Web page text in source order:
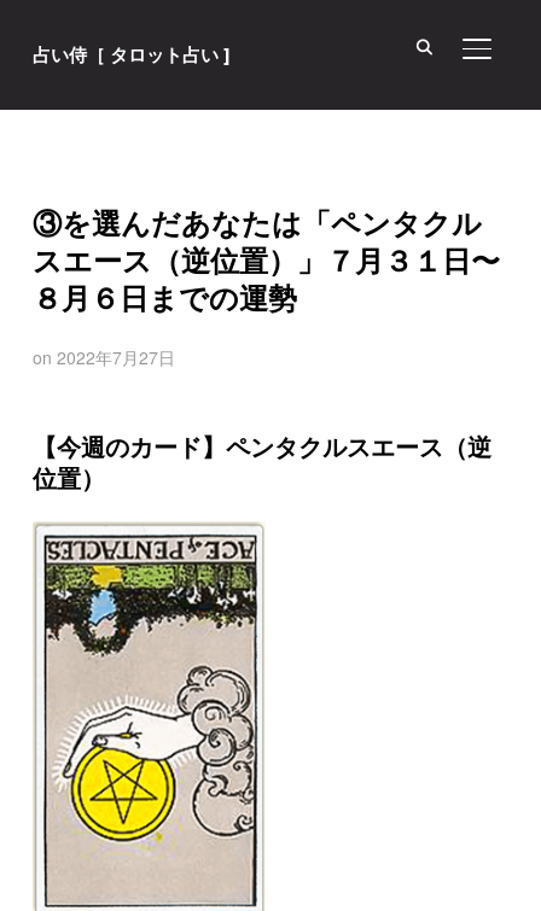
占い侍［ タロット占い ] サイド
③を選んだあなたは「ペンタクル
スエース（逆位置）」７月３１日〜
８月６日までの運勢
on 2022年7月27日
【今週のカード】ペンタクルスエース（逆
位置）